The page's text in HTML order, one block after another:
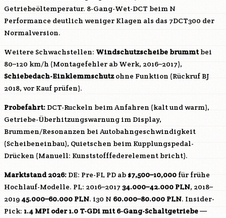
Getriebeöltemperatur. 8-Gang-Wet-DCT beim N
Performance deutlich weniger Klagen als das 7DCT300 der
Normalversion.
Weitere Schwachstellen: Windschutzscheibe brummtbei
80–120 km/h (Montagefehler ab Werk, 2016–2017),
Schiebedach-Einklemmschutzohne Funktion (Rückruf BJ
2018, vor Kauf prüfen).
Probefahrt: DCT-Ruckeln beim Anfahren (kalt und warm),
Getriebe-Überhitzungswarnung im Display,
Brummen/Resonanzen bei Autobahngeschwindigkeit
(Scheibeneinbau), Quietschen beim Kupplungspedal-
Drücken (Manuell: Kunststofffederelement bricht).
Marktstand 2026: DE: Pre-FL PD ab $7,500–10,000 für frühe
Hochlauf-Modelle. PL: 2016–2017 34.000–42.000 PLN, 2018–
2019 45.000–60.000 PLN. i30 N 60.000–80.000 PLN. Insider-
Pick: 1.4 MPI oder 1.0 T-GDi mit 6-Gang-Schaltgetriebe—